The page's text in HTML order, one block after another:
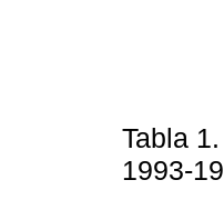
Tabla
1993-